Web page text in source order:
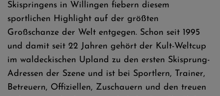
Skispringens in Willingen fiebern diesem
sportlichen Highlight auf der größten
Großschanze der Welt entgegen. Schon seit 1995
und damit seit 22 Jahren gehört der Kult-Weltcup
im waldeckischen Upland zu den ersten Skisprung-
Adressen der Szene und ist bei Sportlern, Trainer,
Betreuern, Offiziellen, Zuschauern und den treuen